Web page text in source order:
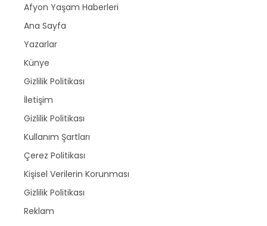
Afyon Yaşam Haberleri
Ana Sayfa
Yazarlar
Künye
Gizlilik Politikası
İletişim
Gizlilik Politikası
Kullanım Şartları
Çerez Politikası
Kişisel Verilerin Korunması
Gizlilik Politikası
Reklam